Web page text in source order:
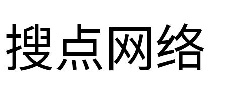
搜点网络